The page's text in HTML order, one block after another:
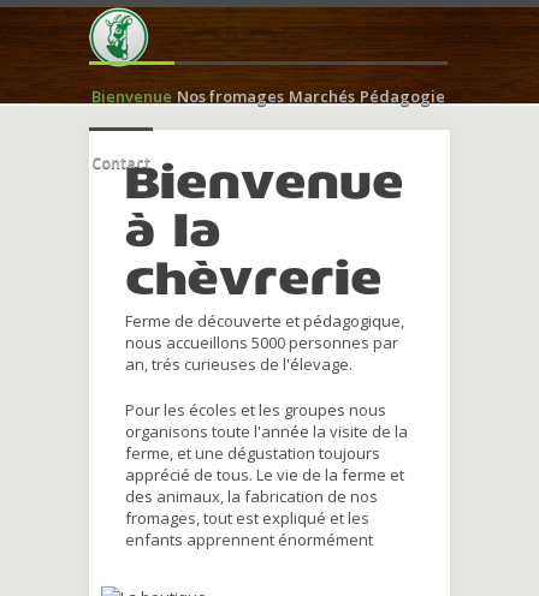
Bienvenue Nos fromages Marchés Pédagogie
ContactBienvenue
à la
chèvrerie
Ferme de découverte et pédagogique,
nous accueillons 5000 personnes par
an, trés curieuses de l'élevage.
Pour les écoles et les groupes nous
organisons toute l'année la visite de la
ferme, et une dégustation toujours
apprécié de tous. Le vie de la ferme et
des animaux, la fabrication de nos
fromages, tout est expliqué et les
enfants apprennent énormément